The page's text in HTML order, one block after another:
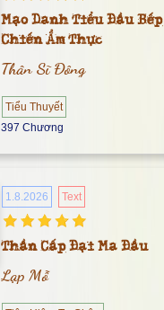
Mạo Danh Tiểu Đầu
Chiến Ẩm Thực
Thân Sĩ Đông
Tiểu Thuyết
397 Chương
1.8.2026 Text
Thần Cấp Đại Ma Đầu
Lạp Mỗ